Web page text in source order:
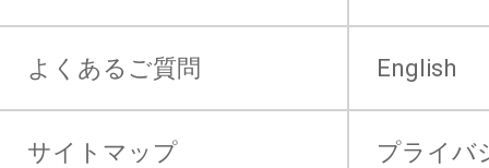
よくあるご質問 English
サイトマップ プライバ